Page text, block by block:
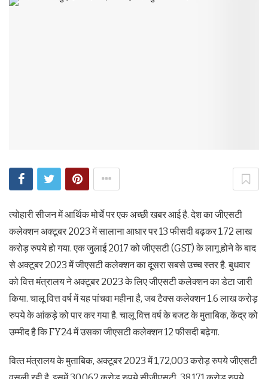
त्योहारी सीजन में आर्थिक मोर्चे पर एक अच्‍छी खबर आई है. देश का जीएसटी
कलेक्‍शन अक्‍टूबर 2023 में सालाना आधार पर 13 फीसदी बढ़कर 1.72 लाख
करोड़ रुपये हो गया. एक जुलाई 2017 को जीएसटी (GST) के लागू होने के बाद
से अक्टूबर 2023 में जीएसटी कलेक्शन का दूसरा सबसे उच्च स्तर है. बुधवार
को वित्त मंत्रालय ने अक्टूबर 2023 के लिए जीएसटी कलेक्शन का डेटा जारी
किया. चालू वित्त वर्ष में यह पांचवा महीना है, जब टैक्स कलेक्शन 1.6 लाख करोड़
रुपये के आंकड़े को पार कर गया है. चालू वित्त वर्ष के बजट के मुताबिक, केंद्र को
उम्मीद है कि FY24 में उसका जीएसटी कलेक्शन 12 फीसदी बढ़ेगा.
वित्‍त मंत्रालय के मुताबिक, अक्टूबर 2023 में 1,72,003 करोड़ रुपये जीएसटी